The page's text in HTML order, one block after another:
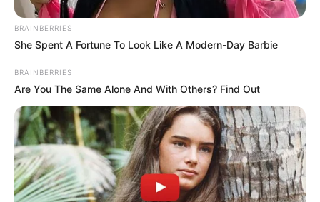
BRAINBERRIES
She Spent A Fortune To Look Like A Modern-Day Barbie
BRAINBERRIES
Are You The Same Alone And With Others? Find Out